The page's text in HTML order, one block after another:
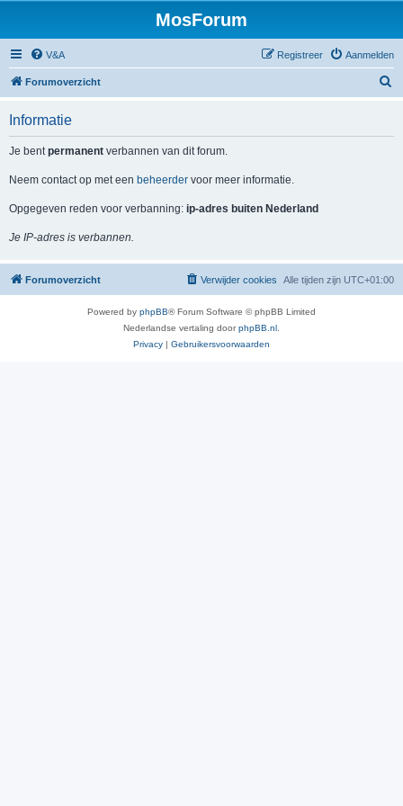
MosForum
V&A Aanmelden
Registreer
Forumoverzicht
Informatie
Je bentpermanent verbannen van dit forum.
Neem contact op met een beheerder voor meer informatie.
Opgegeven reden voor verbanning: ip-adres buiten Nederland
Je IP-adres is verbannen.
Forumoverzicht Alle tijden zijn UTC+01:00
Verwijder cookies
Powered by phpBB® Forum Software © phpBB Limited
Nederlandse vertaling doorphpBB.nl
Privacy | Gebruikersvoorwaarden